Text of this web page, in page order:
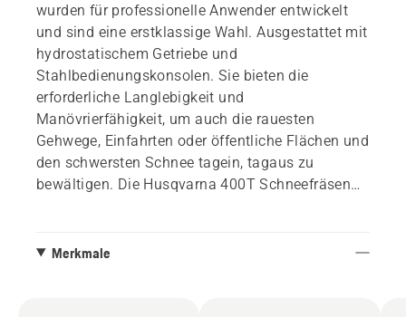
wurden für professionelle Anwender entwickelt
und sind eine erstklassige Wahl. Ausgestattet mit
hydrostatischem Getriebe und
Stahlbedienungskonsolen. Sie bieten die
erforderliche Langlebigkeit und
Manövrierfähigkeit, um auch die rauesten
Gehwege, Einfahrten oder öffentliche Flächen und
den schwersten Schnee tagein, tagaus zu
bewältigen. Die Husqvarna 400T Schneefräsen
für unwegsames Gelände kombinieren.
Merkmale